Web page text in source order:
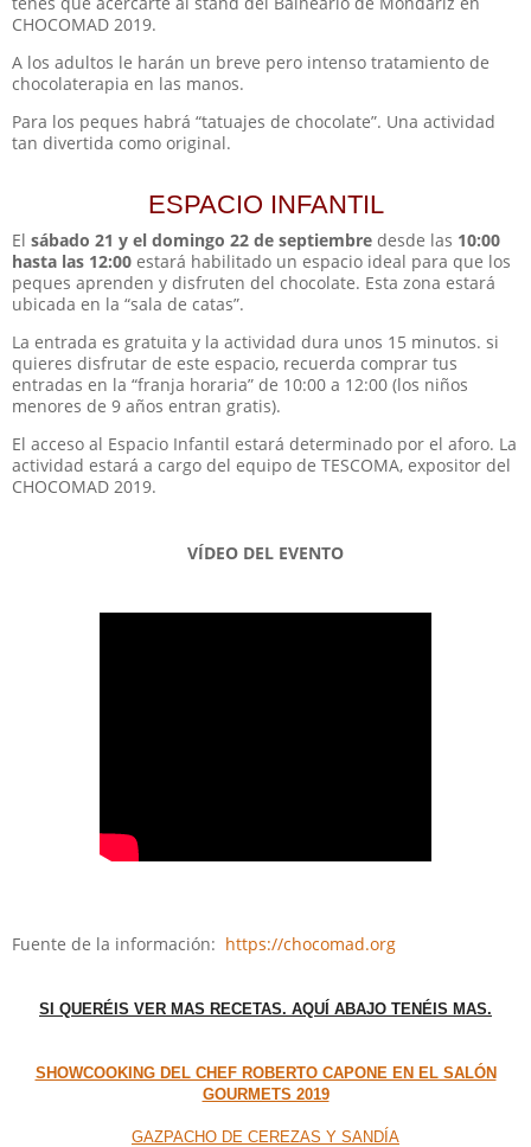
CHOCOMAD 2019.
A los adultos le harán un breve pero intenso tratamiento de
chocolaterapia en las manos.
Para los peques habrá “tatuajes de chocolate”. Una actividad
tan divertida como original.
ESPACIO INFANTIL
El sábado 21 y el domingo 22 de septiembre desde las 10:00
hasta las 12:00 estará habilitado un espacio ideal para que los
peques aprenden y disfruten del chocolate. Esta zona estará
ubicada en la “sala de catas”.
La entrada es gratuita y la actividad dura unos 15 minutos. si
quieres disfrutar de este espacio, recuerda comprar tus
entradas en la “franja horaria” de 10:00 a 12:00 (los niños
menores de 9 años entran gratis).
El acceso al Espacio Infantil estará determinado por el aforo. La
actividad estará a cargo del equipo de TESCOMA, expositor del
CHOCOMAD 2019.
VÍDEO DEL EVENTO
Fuente de la información: https://chocomad.org
SI QUERÉIS VER MAS RECETAS. AQUÍ ABAJO TENÉIS MAS.
SHOWCOOKING DEL CHEF ROBERTO CAPONE EN EL SALÓN
GOURMETS 2019
GAZPACHO DE CEREZAS Y SANDÍA